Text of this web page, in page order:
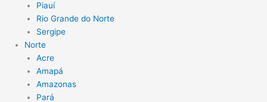
Piauí
Rio Grande do Norte
Sergipe
Norte
Acre
Amapá
Amazonas
Pará